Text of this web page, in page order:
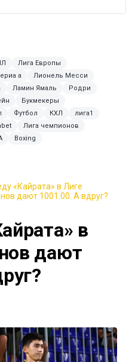
Лига Европы
а
Лионель Месси
Ламин Ямаль
Родри
Букмекеры
Футбол КХЛ
лига1
Лига чемпионов
Boxing
«Кайрата» в Лиге
дают 1001.00. А вдруг?
в
дают